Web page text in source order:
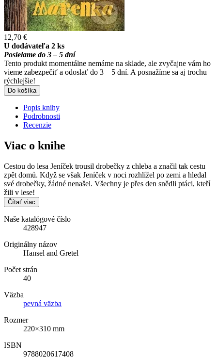
12,70 €
U dodávateľa 2 ks
Posielame do 3 – 5 dní
Tento produkt momentálne nemáme na sklade, ale zvyčajne vám ho
vieme zabezpečiť a odoslať do 3 – 5 dní. A posnažíme sa aj trochu
rýchlejšie!
Do košíka
Popis knihy
Podrobnosti
Recenzie
Viac o knihe
Cestou do lesa Jeníček trousil drobečky z chleba a značil tak cestu
zpět domů. Když se však Jeníček v noci rozhlížel po zemi a hledal
své drobečky, žádné nenašel. Všechny je přes den snědli ptáci, kteří
žili v lese!
Čítať viac
Naše katalógové číslo
428947
Originálny názov
Hansel and Gretel
Počet strán
40
Väzba
pevná väzba
Rozmer
220×310 mm
ISBN
9788020617408